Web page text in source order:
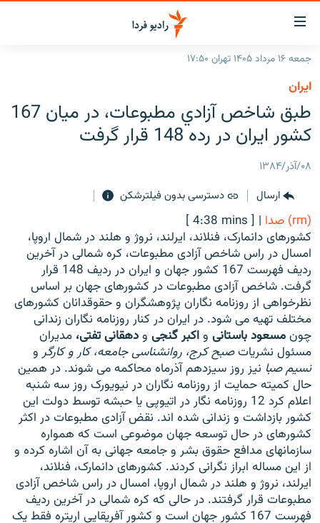
لینک‌های
قابلیت
دسترسی
بازگشت
منوی
اصلی
رفتن
صفحه
جستجو
ایران
جهان
برنامه‌های رادیویی
فرکانس‌ها
پادکست
چندرسانه‌ای
گزارش‌های تصویری
گزارش‌های ویدئویی
زنان فردا
English
به ما بپیوندید
زبان‌های دیگر
جمعه ۱۶ مرداد ۱۴۰۵ تهران ۱۷:۵۰
ايران
طبق شاخص آزادي مطبوعات، در ميان 167
كشور ايران در رده 148 قرار گرفت
۰۸/آذر/۱۳۸۴
ارسال
دسترسی بدون فیلترشکن
(rm) صدا |
[ 4:38 mins ]
کشورهای دانمارک، فنلاند، ایرلند، نروژ و هلند در شمال اروپا،
امسال در راس شاخص آزادی مطبوعات، کره شمالی در آخرین
ردیف فهرست 167 کشور جهان و ایران در ردیف 148 قرار
گرفت. شاخص آزادی مطبوعات در کشورهای جهان بر اساس
نظرخواهی از روزنامه نگاران پژوهشگران و حقوقدانان کشورهای
مختلف تهیه می شود. در ایران در کنار روزنامه نگاران زندانی
چونمسعود باستانی واکبر گنجی ودهقانی تفتی، مدیران
مسئول نشریاتصبح کرج، روانشناسی جامعه، کار و کارگر و
نسیم صبا نیز روز سیزدهم آذرماه محاکمه می شوند. در همین
حال کمیته حمایت از روزنامه نگاران در نیویورک روز سه شنبه
اعلام کرد 12 روزنامه نگار در اتیوپی یا حبشه توسط دولت این
کشور بازداشت و زندانی شده اند. نقض آزادی مطبوعات در اکثر
کشورهای در حال توسعه جهان موضوعی است که همواره
سازمانهای مدافع حقوق بشر و جامعه جهانی به آن اشاره کرده و
از این مساله ابراز نگرانی کردند. کشورهای دانمارک، فنلاند،
ایرلند، نروژ و هلند در شمال اروپا، امسال در راس شاخص آزادی
مطبوعات قرار گرفتند. در حالی که کره شمالی در آخرین ردیف
فهرست 167 کشور جهان است و کشور آفریقایی اریتره فقط یک